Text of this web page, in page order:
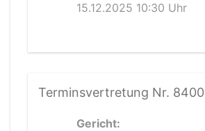
15.12.2025 10:30 Uhr
Terminsvertretung Nr.
Gericht: